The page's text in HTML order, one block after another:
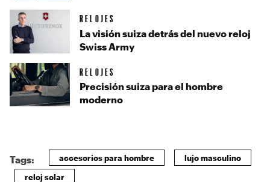
RELOJES
La visión suiza detrás del nuevo reloj
Swiss Army
RELOJES
Precisión suiza para el hombre
moderno
Tags: accesorios para hombre lujo masculino
reloj solar